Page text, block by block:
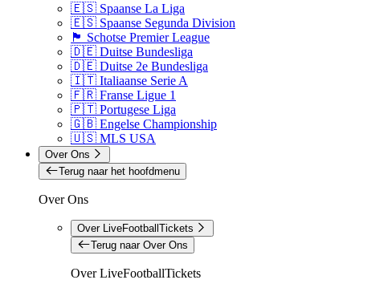
🇪🇸 Spaanse La Liga
🇪🇸 Spaanse Segunda Division
🏴󠁧󠁢󠁳󠁣󠁴󠁿 Schotse Premier League
🇩🇪 Duitse Bundesliga
🇩🇪 Duitse 2e Bundesliga
🇮🇹 Italiaanse Serie A
🇫🇷 Franse Ligue 1
🇵🇹 Portugese Liga
🇬🇧 Engelse Championship
🇺🇸 MLS USA
Over Ons
Terug naar het hoofdmenu
Over Ons
Over LiveFootballTickets
Terug naar Over Ons
Over LiveFootballTickets